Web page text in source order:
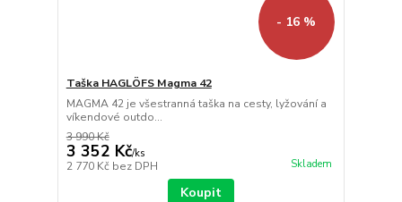
- 16 %
Taška HAGLÖFS Magma 42
MAGMA 42 je všestranná taška na cesty, lyžování a
víkendové outdo...
3 990 Kč
3 352 Kč/ks
2 770 Kč bez DPH Skladem
Koupit